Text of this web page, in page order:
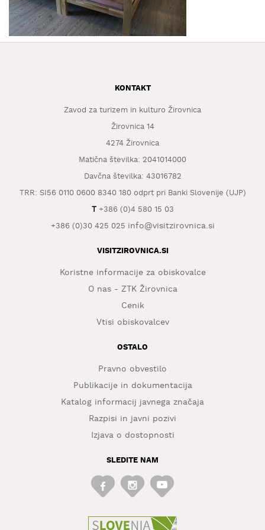
KAJ
OKUSITI
KJE
KONTAKT
Zavod za turizem in kulturo Žirovnica
Žirovnica 14
4274 Žirovnica
Matična številka: 2041014000
Davčna številka: 43016782
TRR: SI56 0110 0600 8340 180 odprt pri Banki Slovenije (UJP)
T+386 (0)4 580 15 03
+386 (0)30 425 025 info@visitzirovnica.si
VISITZIROVNICA.SI
Koristne informacije za obiskovalce
O nas - ZTK Žirovnica
Cenik
Vtisi obiskovalcev
OSTALO
Pravno obvestilo
Publikacije in dokumentacija
Katalog informacij javnega značaja
Razpisi in javni pozivi
Izjava o dostopnosti
SLEDITE NAM